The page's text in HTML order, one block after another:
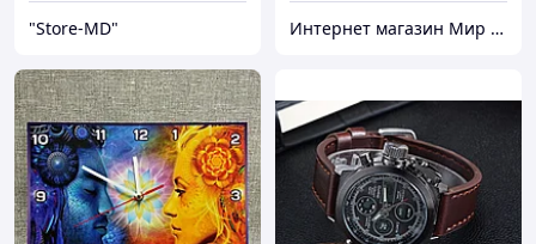
"Store-MD" Интернет магазин Мир стендов. Товары из Украины